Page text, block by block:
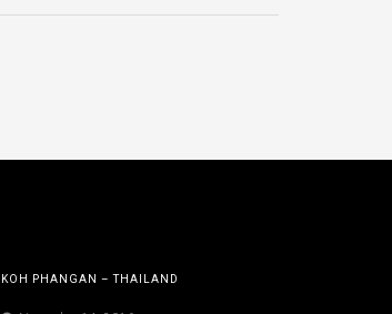
KOH PHANGAN – THAILAND